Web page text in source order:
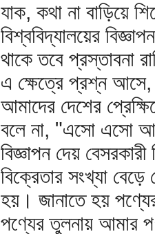
যাক, কথা না বাড়িয়ে
বিশ্ববিদ্যালয়ের
থাকে তবে প্রস্তাবনা
এ ক্ষেত্রে প্রশ্ন আসে,
আমাদের দেশের
বলে না, "এসো এসো
বিজ্ঞাপন দেয়
বিক্রেতার সংখ্যা
হয়। জানাতে হয়
পণ্যের তুলনায় আমার